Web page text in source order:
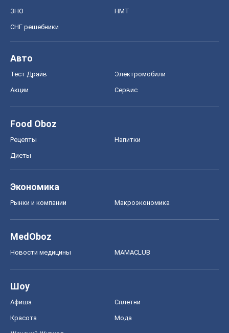
ЗНО НМТ
СНГ решебники
Авто
Тест Драйв Электромобили
Акции Сервис
Food Oboz
Рецепты Напитки
Диеты
Экономика
Рынки и компании Mакроэкономика
MedOboz
Новости медицины MAMACLUB
Шоу
Афиша Сплетни
Красота Мода